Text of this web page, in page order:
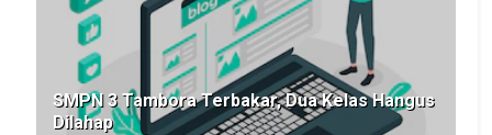
SMPN 3 Tambora Terbakar, Dua Kelas Hangus
Dilahap